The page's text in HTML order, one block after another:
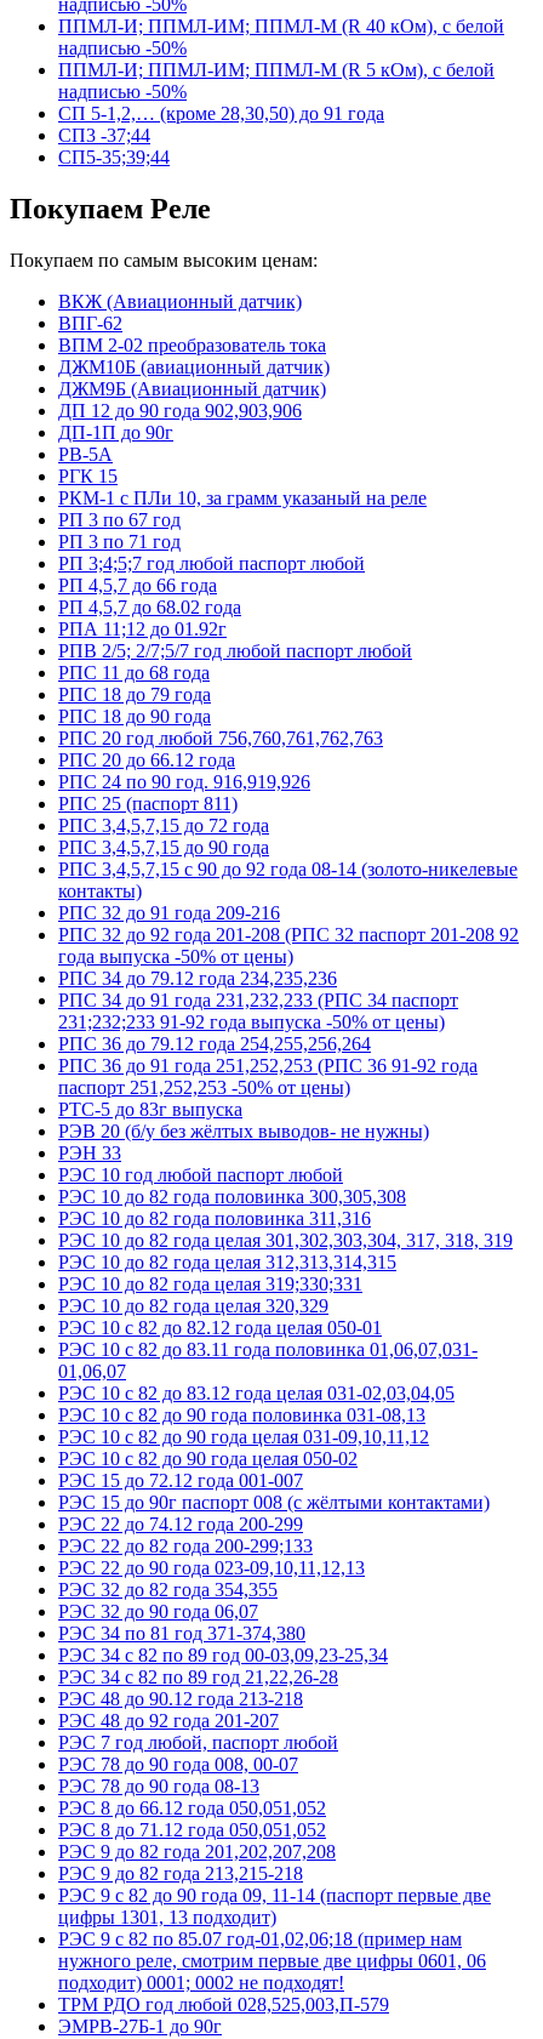
надписью -50%
ППМЛ-И; ППМЛ-ИМ; ППМЛ-М (R 40 кОм), с белой
надписью -50%
ППМЛ-И; ППМЛ-ИМ; ППМЛ-М (R 5 кОм), с белой
надписью -50%
СП 5-1,2,… (кроме 28,30,50) до 91 года
СП3 -37;44
СП5-35;39;44
Покупаем Реле
Покупаем по самым высоким ценам:
ВКЖ (Авиационный датчик)
ВПГ-62
ВПМ 2-02 преобразователь тока
ДЖМ10Б (авиационный датчик)
ДЖМ9Б (Авиационный датчик)
ДП 12 до 90 года 902,903,906
ДП-1П до 90г
РВ-5А
РГК 15
РКМ-1 с ПЛи 10, за грамм указаный на реле
РП 3 по 67 год
РП 3 по 71 год
РП 3;4;5;7 год любой паспорт любой
РП 4,5,7 до 66 года
РП 4,5,7 до 68.02 года
РПА 11;12 до 01.92г
РПВ 2/5; 2/7;5/7 год любой паспорт любой
РПС 11 до 68 года
РПС 18 до 79 года
РПС 18 до 90 года
РПС 20 год любой 756,760,761,762,763
РПС 20 до 66.12 года
РПС 24 по 90 год. 916,919,926
РПС 25 (паспорт 811)
РПС 3,4,5,7,15 до 72 года
РПС 3,4,5,7,15 до 90 года
РПС 3,4,5,7,15 с 90 до 92 года 08-14 (золото-никелевые
контакты)
РПС 32 до 91 года 209-216
РПС 32 до 92 года 201-208 (РПС 32 паспорт 201-208 92
года выпуска -50% от цены)
РПС 34 до 79.12 года 234,235,236
РПС 34 до 91 года 231,232,233 (РПС 34 паспорт
231;232;233 91-92 года выпуска -50% от цены)
РПС 36 до 79.12 года 254,255,256,264
РПС 36 до 91 года 251,252,253 (РПС 36 91-92 года
паспорт 251,252,253 -50% от цены)
РТС-5 до 83г выпуска
РЭВ 20 (б/у без жёлтых выводов- не нужны)
РЭН 33
РЭС 10 год любой паспорт любой
РЭС 10 до 82 года половинка 300,305,308
РЭС 10 до 82 года половинка 311,316
РЭС 10 до 82 года целая 301,302,303,304, 317, 318, 319
РЭС 10 до 82 года целая 312,313,314,315
РЭС 10 до 82 года целая 319;330;331
РЭС 10 до 82 года целая 320,329
РЭС 10 с 82 до 82.12 года целая 050-01
РЭС 10 с 82 до 83.11 года половинка 01,06,07,031-
01,06,07
РЭС 10 с 82 до 83.12 года целая 031-02,03,04,05
РЭС 10 с 82 до 90 года половинка 031-08,13
РЭС 10 с 82 до 90 года целая 031-09,10,11,12
РЭС 10 с 82 до 90 года целая 050-02
РЭС 15 до 72.12 года 001-007
РЭС 15 до 90г паспорт 008 (с жёлтыми контактами)
РЭС 22 до 74.12 года 200-299
РЭС 22 до 82 года 200-299;133
РЭС 22 до 90 года 023-09,10,11,12,13
РЭС 32 до 82 года 354,355
РЭС 32 до 90 года 06,07
РЭС 34 по 81 год 371-374,380
РЭС 34 с 82 по 89 год 00-03,09,23-25,34
РЭС 34 с 82 по 89 год 21,22,26-28
РЭС 48 до 90.12 года 213-218
РЭС 48 до 92 года 201-207
РЭС 7 год любой, паспорт любой
РЭС 78 до 90 года 008, 00-07
РЭС 78 до 90 года 08-13
РЭС 8 до 66.12 года 050,051,052
РЭС 8 до 71.12 года 050,051,052
РЭС 9 до 82 года 201,202,207,208
РЭС 9 до 82 года 213,215-218
РЭС 9 с 82 до 90 года 09, 11-14 (паспорт первые две
цифры 1301, 13 подходит)
РЭС 9 с 82 по 85.07 год-01,02,06;18 (пример нам
нужного реле, смотрим первые две цифры 0601, 06
подходит) 0001; 0002 не подходят!
ТРМ РДО год любой 028,525,003,П-579
ЭМРВ-27Б-1 до 90г